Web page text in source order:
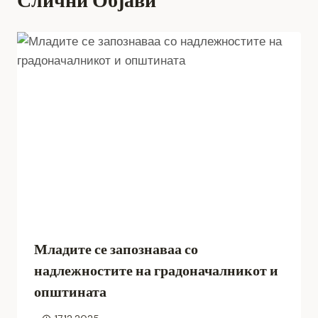
Младите се запознаваа со
надлежностите на градоначалникот и
општината